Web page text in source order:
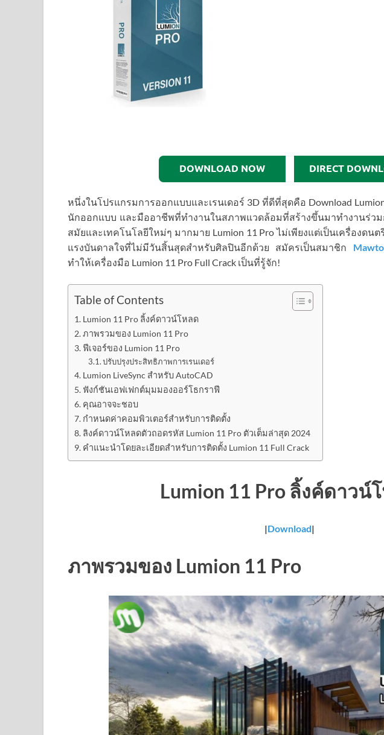
DOWNLOAD NOW DIRECT
หนึ่งในโปรแกรมการออกแบบและเรนเดอร์ 3D ที่ดีที่สุดคือ Download
นักออกแบบ และมืออาชีพที่ทำงานในสภาพแวดล้อมที่สร้างขึ้นมาทำงานร่ว
สมัยและเทคโนโลยีใหม่ๆ มากมาย Lumion 11 Pro ไม่เพียงแต่เป็นเครื่องดน
แรงบันดาลใจที่ไม่มีวันสิ้นสุดสำหรับศิลปินอีกด้วย สมัครเป็นสมาชิก
ทำให้เครื่องมือ Lumion 11 Pro Full Crack เป็นที่รู้จัก!
Table of Contents
Lumion 11 Pro ลิ้งค์ดาวน์โหลด
ภาพรวมของ Lumion 11 Pro
ฟีเจอร์ของ Lumion 11 Pro
ปรับปรุงประสิทธิภาพการเรนเดอร์
Lumion LiveSync สำหรับ AutoCAD
ฟังก์ชันเอฟเฟกต์มุมมองออร์โธกราฟี
คุณอาจจะชอบ
กำหนดค่าคอมพิวเตอร์สำหรับการติดตั้ง
ลิงค์ดาวน์โหลดตัวถอดรหัส Lumion 11 Pro ตัวเต็มล่าสุด 2024
คำแนะนำโดยละเอียดสำหรับการติดตั้ง Lumion 11 Full Crack
Lumion 11 Pro ลิ้งค์ดาวน์
|Download|
ภาพรวมของ Lumion 11 Pro